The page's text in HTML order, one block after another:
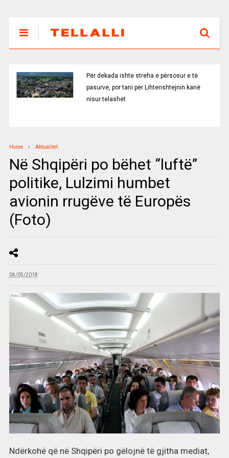
Për dekada ishte streha e përsosur e të
pasurve, por tani për Lihtenshtejnin kanë
nisur telashet
Home Aktualitet
Në Shqipëri po bëhet “luftë”
politike, Lulzimi humbet
avionin rrugëve të Europës
(Foto)
04/05/2018
Ndërkohë që në Shqipëri po gëlojnë të gjitha mediat,